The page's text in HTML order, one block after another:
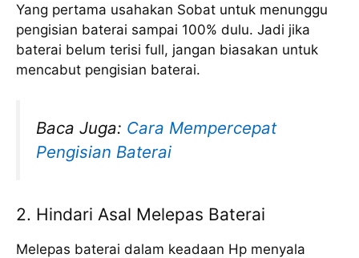
Yang pertama usahakan Sobat untuk menunggu
pengisian baterai sampai 100% dulu. Jadi jika
baterai belum terisi full, jangan biasakan untuk
mencabut pengisian baterai.
Baca Juga: Cara Mempercepat
Pengisian Baterai
2. Hindari Asal Melepas Baterai
Melepas baterai dalam keadaan Hp menyala